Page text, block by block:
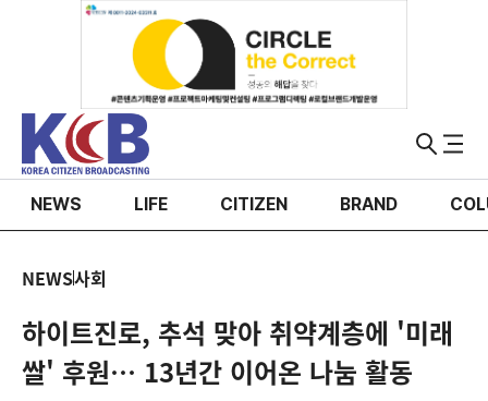
NEWS LIFE CITIZEN BRAND
NEWS사회
하이트진로, 추석 맞아 취약계층에 '미래
쌀' 후원… 13년간 이어온 나눔 활동